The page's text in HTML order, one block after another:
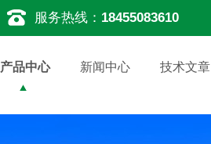
服务热线： 18455083610
产品中心 新闻中心 技术文章